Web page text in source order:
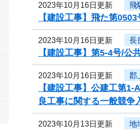
2023年10月16日更新 飛
【建設工事】飛た第
2023年10月16日更新 長
【建設工事】第5-4号/
2023年10月16日更新 郡
【建設工事】公建工第
良工事に関する一般競争
2023年10月13日更新 地